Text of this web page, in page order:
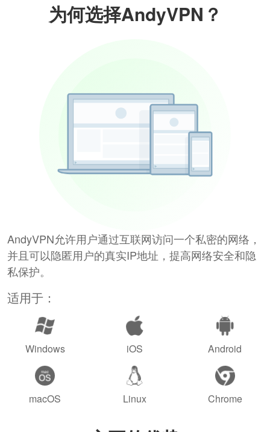
为何选择AndyVPN？
AndyVPN允许用户通过互联网访问一个私密的网络，
并且可以隐匿用户的真实IP地址，提高网络安全和隐
私保护。
适用于：
Windows iOS Android
macOS Linux Chrome